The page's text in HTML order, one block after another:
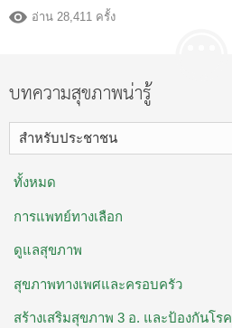
อ่าน 28,411 ครั้ง
บทความสุขภาพน่ารู้
สำหรับประชาชน
ทั้งหมด
การแพทย์ทางเลือก
ดูแลสุขภาพ
สุขภาพทางเพศและครอบครัว
สร้างเสริมสุขภาพ 3 อ. ​และป้องกันโรค